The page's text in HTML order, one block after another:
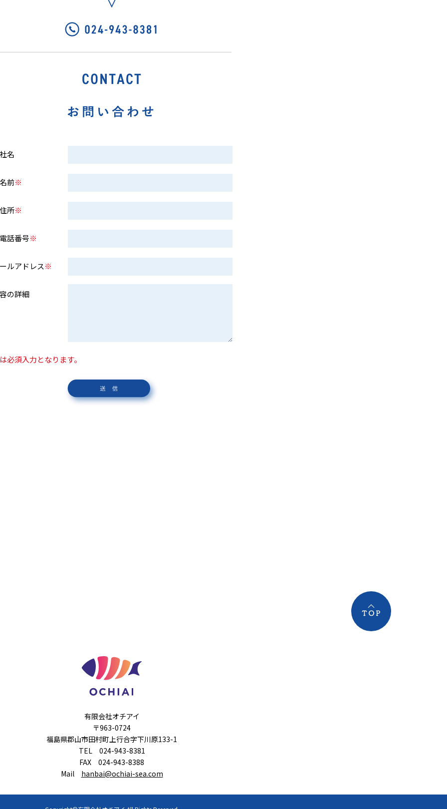
名
前※
所※
話番号※
ルアドレス※
の詳細
必須入力となります。
有限会社オチアイ
〒963-0724
福島県郡山市田村町上行合字下川原133-1
TEL 024-943-8381
FAX 024-943-8388
Mail hanbai@ochiai-sea.com